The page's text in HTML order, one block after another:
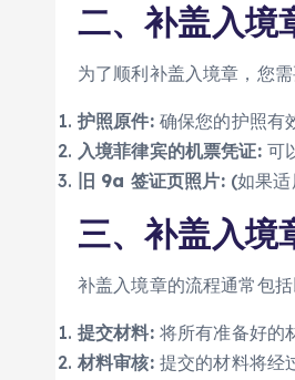
二、补盖入境
为了顺利补盖入境章，您
护照原件:确保您的护照有
入境菲律宾的机票凭证:可
旧 9a 签证页照片:(如果适
三、补盖入境
补盖入境章的流程通常包括
提交材料:将所有准备好的
材料审核:提交的材料将经